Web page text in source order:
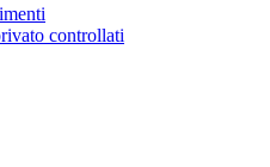
controllati